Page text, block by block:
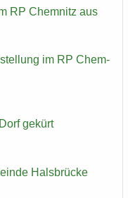
RP Chem­nitz aus
im RP Chem­
ge­kürt
Hals­brü­cke